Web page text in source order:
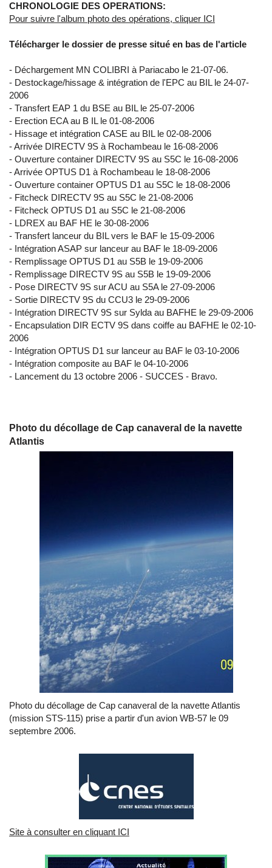
CHRONOLOGIE DES OPERATIONS:
Pour suivre l'album photo des opérations, cliquer ICI
Télécharger le dossier de presse situé en bas de l'article
- Déchargement MN COLIBRI à Pariacabo le 21-07-06.
- Destockage/hissage & intégration de l'EPC au BIL le 24-07-
2006
- Transfert EAP 1 du BSE au BIL le 25-07-2006
- Erection ECA au B IL le 01-08-2006
- Hissage et intégration CASE au BIL le 02-08-2006
- Arrivée DIRECTV 9S à Rochambeau le 16-08-2006
- Ouverture container DIRECTV 9S au S5C le 16-08-2006
- Arrivée OPTUS D1 à Rochambeau le 18-08-2006
- Ouverture container OPTUS D1 au S5C le 18-08-2006
- Fitcheck DIRECTV 9S au S5C le 21-08-2006
- Fitcheck OPTUS D1 au S5C le 21-08-2006
- LDREX au BAF HE le 30-08-2006
- Transfert lanceur du BIL vers le BAF le 15-09-2006
- Intégration ASAP sur lanceur au BAF le 18-09-2006
- Remplissage OPTUS D1 au S5B le 19-09-2006
- Remplissage DIRECTV 9S au S5B le 19-09-2006
- Pose DIRECTV 9S sur ACU au S5A le 27-09-2006
- Sortie DIRECTV 9S du CCU3 le 29-09-2006
- Intégration DIRECTV 9S sur Sylda au BAFHE le 29-09-2006
- Encapsulation DIR ECTV 9S dans coiffe au BAFHE le 02-10-
2006
- Intégration OPTUS D1 sur lanceur au BAF le 03-10-2006
- Intégration composite au BAF le 04-10-2006
- Lancement du 13 octobre 2006 - SUCCES - Bravo.
Photo du décollage de Cap canaveral de la navette
Atlantis
Photo du décollage de Cap canaveral de la navette Atlantis
(mission STS-115) prise a partir d'un avion WB-57 le 09
septembre 2006.
Site à consulter en cliquant ICI